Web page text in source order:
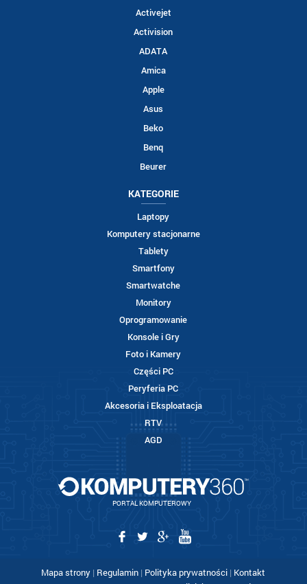
Activejet
Activision
ADATA
Amica
Apple
Asus
Beko
Benq
Beurer
KATEGORIE
Laptopy
Komputery stacjonarne
Tablety
Smartfony
Smartwatche
Monitory
Oprogramowanie
Konsole i Gry
Foto i Kamery
Części PC
Peryferia PC
Akcesoria i Eksploatacja
RTV
AGD
PORTAL KOMPUTEROWY
Mapa strony | Regulamin | Polityka prywatności | Kontakt